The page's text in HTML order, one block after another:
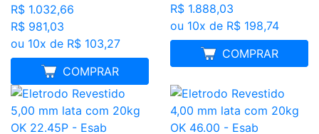
R$ 1.032,66
R$ 981,03
ou 10x de R$ 103,27
COMPRAR
MELHOR PREÇO
R$ 1.888,03
ou 10x de R$ 198,74
COMPRAR
FRETE GRÁTIS